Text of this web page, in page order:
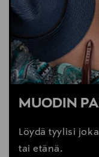
MUODIN
Löydä tyylisi
tai etänä.